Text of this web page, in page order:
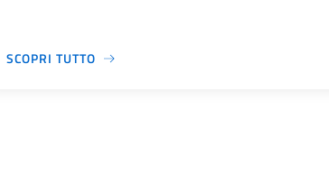
SCOPRI TUTTO